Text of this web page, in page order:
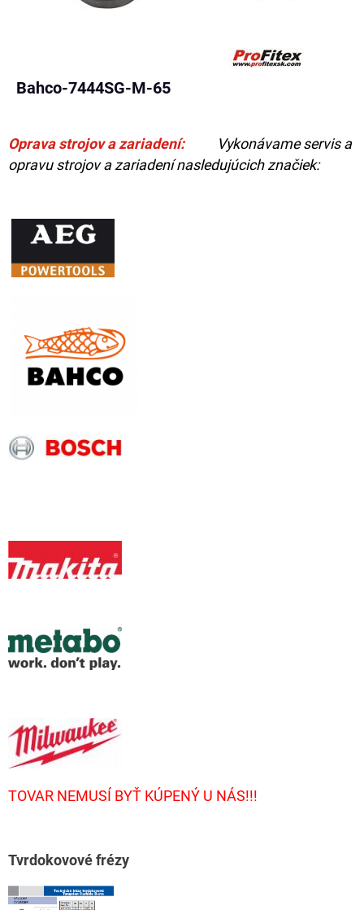
Bahco-7444SG-M-65
Oprava strojov a zariadení:
Vykonávame servis a
opravu strojov a zariadení nasledujúcich značiek:
TOVAR NEMUSÍ BYŤ KÚPENÝ U NÁS!!!
Tvrdokovové frézy